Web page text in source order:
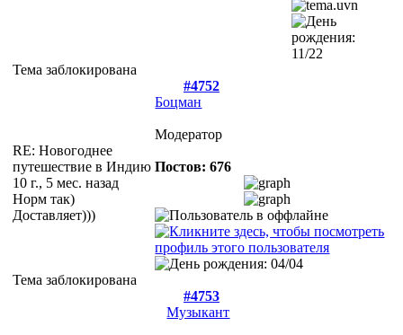
Тема заблокирована
#4752
RE: Новогоднее
путешествие в Индию
10 г., 5 мес. назад
Норм так)
Доставляет)))
Боцман
Модератор
Постов: 676
Тема заблокирована
#4753
Музыкант